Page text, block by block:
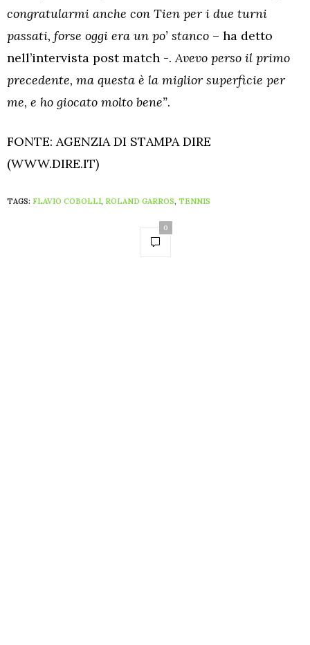
congratularmi anche con Tien per i due turni
passati, forse oggi era un po’ stanco – ha detto
nell’intervista post match -. Avevo perso il primo
precedente, ma questa è la miglior superficie per
me, e ho giocato molto bene”.
FONTE: AGENZIA DI STAMPA DIRE
(WWW.DIRE.IT)
TAGS: FLAVIO COBOLLI, ROLAND GARROS, TENNIS
0